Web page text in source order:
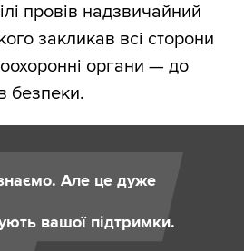
провів надзвичайний
закликав всі сторони
органи — до
безпеки.
Але це дуже
вашої підтримки.